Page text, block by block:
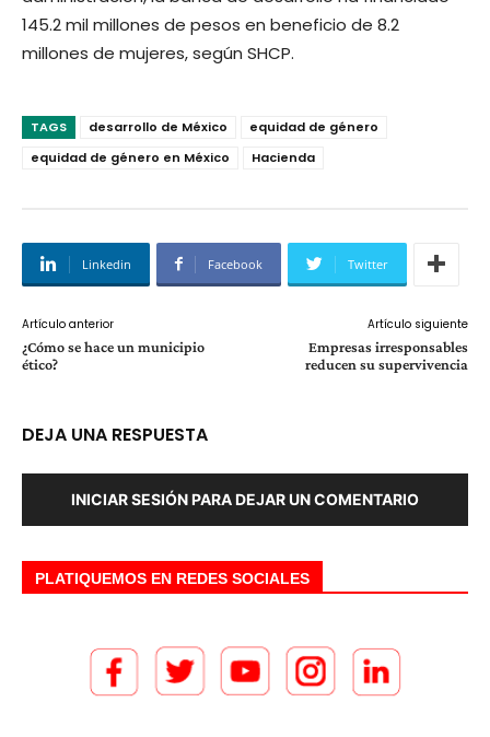
145.2 mil millones de pesos en beneficio de 8.2
millones de mujeres, según SHCP.
TAGS desarrollo de México
equidad de género
equidad de género en México
Hacienda
Linkedin Facebook Twitter
Artículo anterior
¿Cómo se hace un municipio
ético?
Artículo siguiente
Empresas irresponsables
reducen su supervivencia
DEJA UNA RESPUESTA
INICIAR SESIÓN PARA DEJAR UN COMENTARIO
PLATIQUEMOS EN REDES SOCIALES